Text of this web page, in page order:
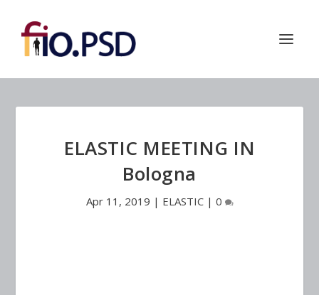
ELASTIC MEETING IN
Bologna
Apr 11, 2019 | ELASTIC| 0